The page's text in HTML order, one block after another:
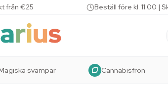
från €25 Beställ före kl. 11.00 |
svampar Cannabisfron